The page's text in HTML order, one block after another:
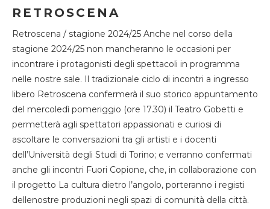
RETROSCENA
Retroscena / stagione 2024/25 Anche nel corso della
stagione 2024/25 non mancheranno le occasioni per
incontrare i protagonisti degli spettacoli in programma
nelle nostre sale. Il tradizionale ciclo di incontri a ingresso
libero Retroscena confermerà il suo storico appuntamento
del mercoledì pomeriggio (ore 17.30) il Teatro Gobetti e
permetterà agli spettatori appassionati e curiosi di
ascoltare le conversazioni tra gli artisti e i docenti
dell’Università degli Studi di Torino; e verranno confermati
anche gli incontri Fuori Copione, che, in collaborazione con
il progetto La cultura dietro l’angolo, porteranno i registi
dellenostre produzioni negli spazi di comunità della città.